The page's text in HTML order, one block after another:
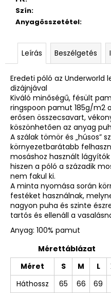
Szín:
Anyagösszetétel:
Leírás Beszélgetés
Eredeti póló az Underworld
dizájnjával
Kiváló minőségű, fésült
ringspoon pamut 185g/m2
erősen összecsavart,
köszönhetően az anyag
A szálak tömör és „húsos”
környezetbarátabb
mosáshoz használt
hiszen a póló a századik
nem fakul ki.
A minta nyomása során
festéket használnak,
nagyon puha és szinte
tartós és ellenáll a
Anyag: 100% pamut
Mérettáblázat
Méret
S M L
Háthossz
65 66 69